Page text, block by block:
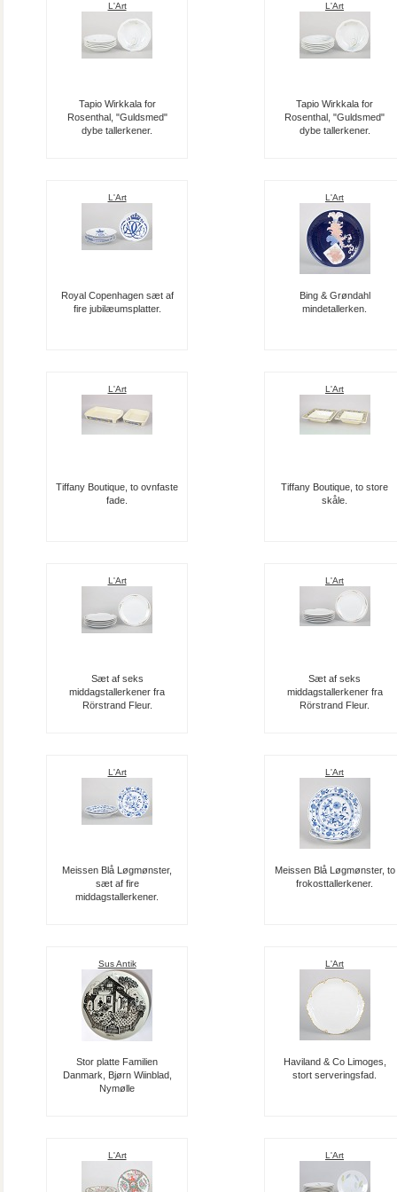
L'Art
Tapio Wirkkala for
Rosenthal, "Guldsmed"
dybe tallerkener.
L'Art
Tapio Wirkkala for
Rosenthal, "Guldsmed"
dybe tallerkener.
L'Art
Royal Copenhagen sæt af
fire jubilæumsplatter.
L'Art
Bing & Grøndahl
mindetallerken.
L'Art
Tiffany Boutique, to ovnfaste
fade.
L'Art
Tiffany Boutique, to store
skåle.
L'Art
Sæt af seks
middagstallerkener fra
Rörstrand Fleur.
L'Art
Sæt af seks
middagstallerkener fra
Rörstrand Fleur.
L'Art
Meissen Blå Løgmønster,
sæt af fire
middagstallerkener.
L'Art
Meissen Blå Løgmønster, to
frokosttallerkener.
Sus Antik
Stor platte Familien
Danmark, Bjørn Wiinblad,
Nymølle
L'Art
Haviland & Co Limoges,
stort serveringsfad.
L'Art L'Art